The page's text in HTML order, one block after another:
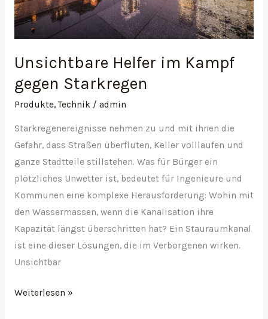
Unsichtbare Helfer im Kampf
gegen Starkregen
Produkte,Technik/ admin
Starkregenereignisse nehmen zu und mit ihnen die
Gefahr, dass Straßen überfluten, Keller volllaufen und
ganze Stadtteile stillstehen. Was für Bürger ein
plötzliches Unwetter ist, bedeutet für Ingenieure und
Kommunen eine komplexe Herausforderung: Wohin mit
den Wassermassen, wenn die Kanalisation ihre
Kapazität längst überschritten hat? Ein Stauraumkanal
ist eine dieser Lösungen, die im Verborgenen wirken.
Unsichtbar
Weiterlesen »